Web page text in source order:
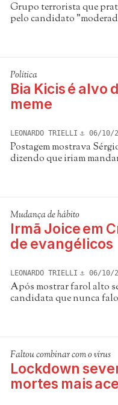
Grupo terrorista que
pelo candidato
Política
Bia Kicis é
meme
LEONARDO TRIELLI 06/10/
Postagem mostrava
dizendo que iriam
Mudança de hábito
Irmã Joice em
de evangélicos
LEONARDO TRIELLI 06/10/
Após mostrar farol alto
candidata que nunca
Faltou combinar com o vírus
Lockdown
mortes mais